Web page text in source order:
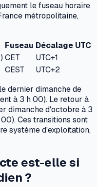
le fuseau horaire
métropolitaine,
Fuseau Décalage UTC
CET
UTC+1
CEST
UTC+2
dernier dimanche de
à 3 h 00). Le retour à
dimanche d'octobre à 3
Ces transitions sont
système d'exploitation,
est-elle si
?